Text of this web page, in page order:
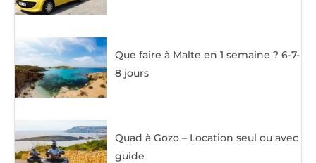
Que faire à Malte en 1 semaine ? 6-7-
8 jours
Quad à Gozo – Location seul ou avec
guide